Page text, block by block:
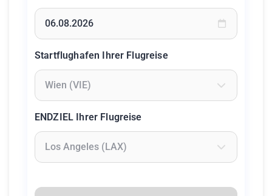
Startflughafen Ihrer Flugreise
ENDZIEL Ihrer Flugreise